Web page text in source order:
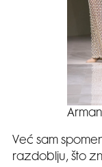
Već sam
razdoblju, što